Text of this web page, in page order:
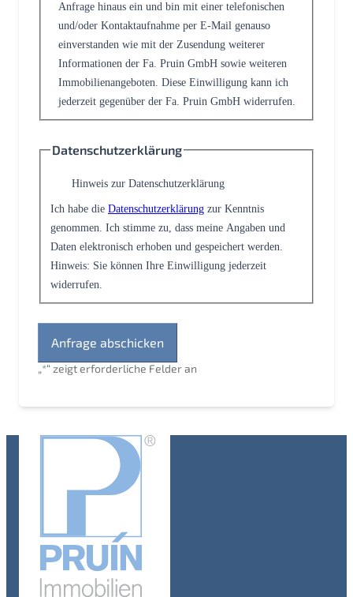
„*“ zeigt erforderliche Felder an
Anfrage hinaus ein und bin mit einer telefonischen
und/oder Kontaktaufnahme per E-Mail genauso
einverstanden wie mit der Zusendung weiterer
Informationen der Fa. Pruin GmbH sowie weiteren
Immobilienangeboten. Diese Einwilligung kann ich
jederzeit gegenüber der Fa. Pruin GmbH widerrufen.
Datenschutzerklärung
Hinweis zur Datenschutzerklärung
Ich habe die Datenschutzerklärung zur Kenntnis
genommen. Ich stimme zu, dass meine Angaben und
Daten elektronisch erhoben und gespeichert werden.
Hinweis: Sie können Ihre Einwilligung jederzeit
widerrufen.